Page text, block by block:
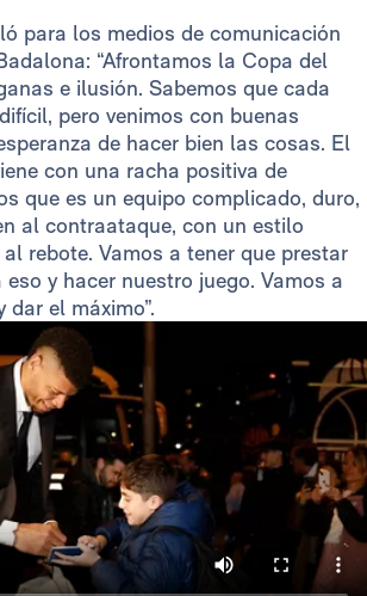
para los medios de comunicación
“Afrontamos la Copa del
e ilusión. Sabemos que cada
pero venimos con buenas
de hacer bien las cosas. El
con una racha positiva de
que es un equipo complicado, duro,
al contraataque, con un estilo
rebote. Vamos a tener que prestar
y hacer nuestro juego. Vamos a
el máximo”.